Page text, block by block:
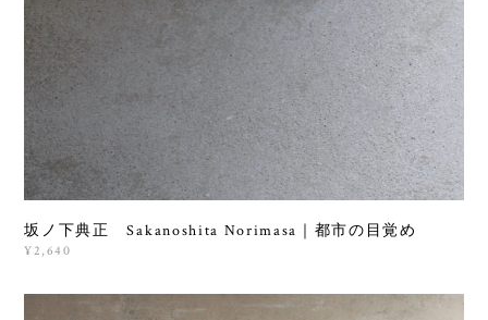
坂ノ下典正 Sakanoshita Norimasa｜都市の目覚め
¥2,640